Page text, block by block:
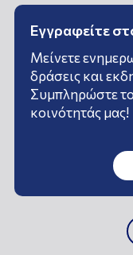
Εγγραφείτε
Μείνετε
δράσεις και
Συμπληρώστε το
κοινότητάς μας!